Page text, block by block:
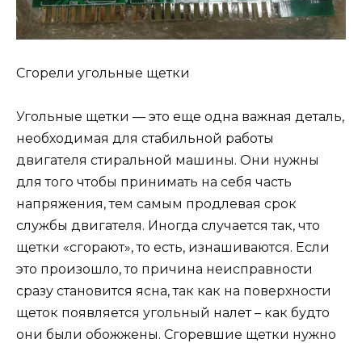
Сгорели угольные щетки
Угольные щетки — это еще одна важная деталь,
необходимая для стабильной работы
двигателя стиральной машины. Они нужны
для того чтобы принимать на себя часть
напряжения, тем самым продлевая срок
службы двигателя. Иногда случается так, что
щетки «сгорают», то есть, изнашиваются. Если
это произошло, то причина неисправности
сразу становится ясна, так как на поверхности
щеток появляется угольный налет – как будто
они были обожжены. Сгоревшие щетки нужно